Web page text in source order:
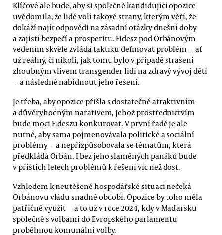
Klíčové ale bude, aby si společně kandidující opozice
uvědomila, že lidé volí takové strany, kterým věří, že
dokáží najít odpovědi na zásadní otázky dnešní doby
a zajistí bezpečí a prosperitu. Fidesz pod Orbánovým
vedením skvěle zvládá taktiku definovat problém — ať
už reálný, či nikoli, jak tomu bylo v případě strašení
zhoubným vlivem transgender lidí na zdravý vývoj dětí
— a následně nabídnout jeho řešení.
Je třeba, aby opozice přišla s dostatečně atraktivním
a důvěryhodným narativem, jehož prostřednictvím
bude moci Fideszu konkurovat. V první řadě je ale
nutné, aby sama pojmenovávala politické a sociální
problémy — a nepřizpůsobovala se tématům, která
předkládá Orbán. I bez jeho slaměných panáků bude
v příštích letech problémů k řešení víc než dost.
Vzhledem k neutěšené hospodářské situaci nečeká
Orbánovu vládu snadné období. Opozice by toho měla
patřičně využít — a to už v roce 2024, kdy v Maďarsku
společně s volbami do Evropského parlamentu
proběhnou komunální volby.